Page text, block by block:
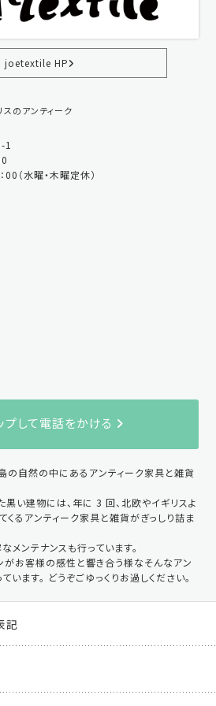
joetextile HP
のアンティーク
1
水曜・木曜定休）
プして電話をかける
の自然の中にあるアンティーク家具と雑貨
い建物には、年に 3 回、北欧やイギリスよ
るアンティーク家具と雑貨がぎっしり詰ま
ンテナンスも行っています。
がお客様の感性と響き合う様なそんなアン
います。 どうぞごゆっくりお過しください。
記